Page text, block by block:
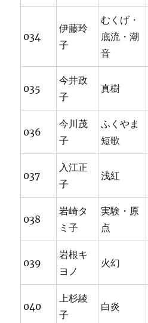
034
伊藤玲
子
むくげ・
底流・潮
音
035
今井政
子
真樹
036
今川茂
子
ふくやま
短歌
037
入江正
子
浅紅
038
岩崎タ
ミ子
実験・原
点
039
岩根キ
ヨノ
火幻
040
上杉綾
子
白炎